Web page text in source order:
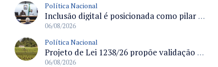
Política Nacional
Inclusão digital é posicionada como pilar essencial da reurbanização de favelas e periferias
06/08/2026
Política Nacional
Projeto de Lei 1238/26 propõe validação automática do Cadastro Ambiental Rural para imóveis de até quatro módulos fiscais
06/08/2026